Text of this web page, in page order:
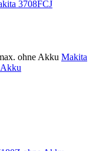
3708FCJ
Makita